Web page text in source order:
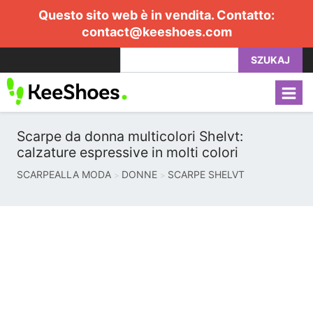
Questo sito web è in vendita. Contatto:
contact@keeshoes.com
SZUKAJ
Scarpe da donna multicolori Shelvt:
calzature espressive in molti colori
SCARPEALLA MODA DONNE SCARPE SHELVT